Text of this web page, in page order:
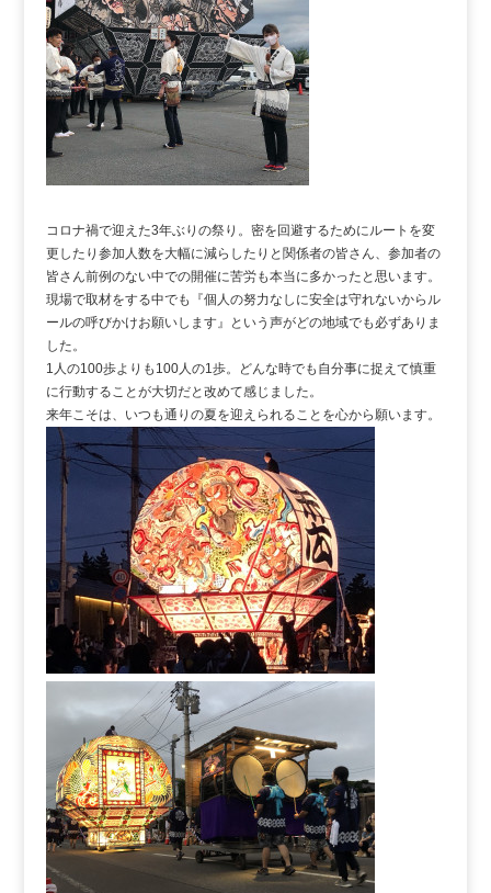
コロナ禍で迎えた3年ぶりの祭り。密を回避するためにルートを変
更したり参加人数を大幅に減らしたりと関係者の皆さん、参加者の
皆さん前例のない中での開催に苦労も本当に多かったと思います。
現場で取材をする中でも『個人の努力なしに安全は守れないからル
ールの呼びかけお願いします』という声がどの地域でも必ずありま
した。
1人の100歩よりも100人の1歩。どんな時でも自分事に捉えて慎重
に行動することが大切だと改めて感じました。
来年こそは、いつも通りの夏を迎えられることを心から願います。